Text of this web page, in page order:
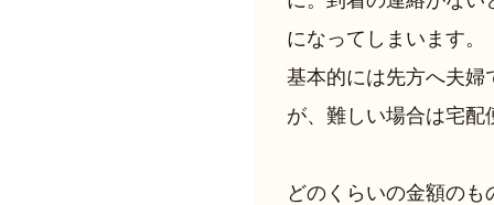
になってしまいます。
基本的には先方へ夫婦
が、難しい場合は宅
どのくらいの金額の